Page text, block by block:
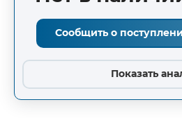
Сообщить о
Показать